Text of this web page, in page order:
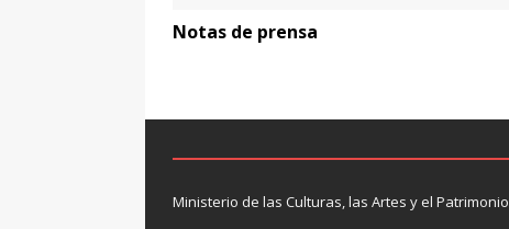
Notas de prensa
Ministerio de las Culturas, las Artes y el Patrimonio